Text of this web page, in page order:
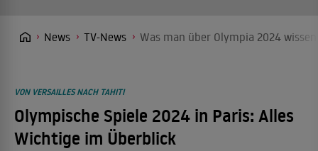
News TV-News Was man über Olympia 2024
VON VERSAILLES NACH TAHITI
Olympische Spiele 2024 in Paris: Alles
Wichtige im Überblick